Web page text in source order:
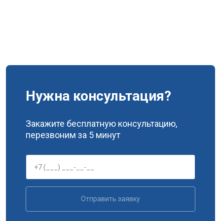
Нужна консультация?
Закажите бесплатную консультацию,
перезвоним за 5 минут
Отправить заявку